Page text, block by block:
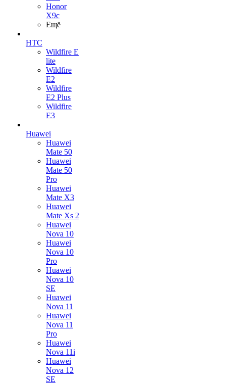
Honor
X9c
Ещё
HTC
Wildfire E
lite
Wildfire
E2
Wildfire
E2 Plus
Wildfire
E3
Huawei
Huawei
Mate 50
Huawei
Mate 50
Pro
Huawei
Mate X3
Huawei
Mate Xs 2
Huawei
Nova 10
Huawei
Nova 10
Pro
Huawei
Nova 10
SE
Huawei
Nova 11
Huawei
Nova 11
Pro
Huawei
Nova 11i
Huawei
Nova 12
SE